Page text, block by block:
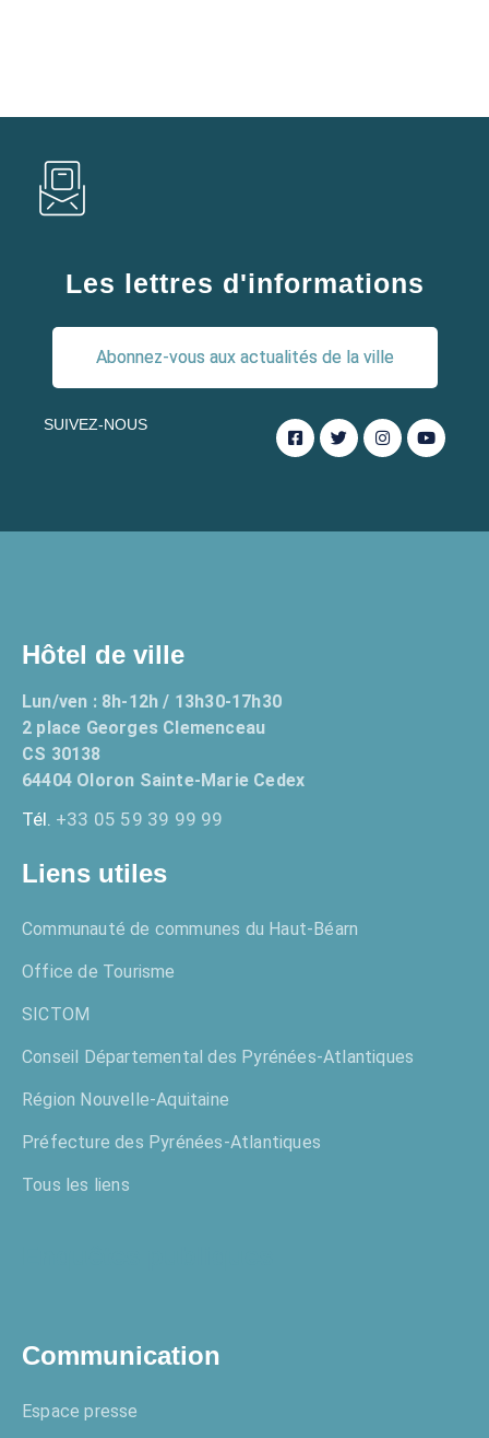
Les lettres d'informations
Abonnez-vous aux actualités de la ville
SUIVEZ-NOUS
Hôtel de ville
Lun/ven : 8h-12h / 13h30-17h30
2 place Georges Clemenceau
CS 30138
64404 Oloron Sainte-Marie Cedex
Tél. +33 05 59 39 99 99
Liens utiles
Communauté de communes du Haut-Béarn
Office de Tourisme
SICTOM
Conseil Départemental des Pyrénées-Atlantiques
Région Nouvelle-Aquitaine
Préfecture des Pyrénées-Atlantiques
Tous les liens
Communication
Espace presse